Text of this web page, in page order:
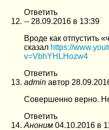
Ответить
-- 28.09.2016 в 13:39
Вроде как отпустить
сказал https://
v=VbhYHLHozw4
Ответить
admin автор
Совершенно верно.
Ответить
Аноним 04.10.2016 в